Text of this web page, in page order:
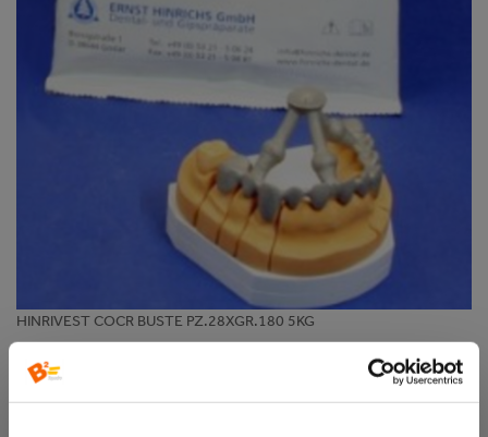
HINRIVEST COCR BUSTE PZ.28XGR.180 5KG
APEX DENTAL